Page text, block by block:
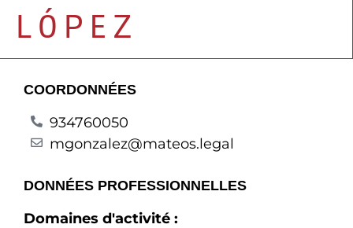
LÓPEZ
COORDONNÉES
934760050
mgonzalez@mateos.legal
DONNÉES PROFESSIONNELLES
Domaines d'activité :